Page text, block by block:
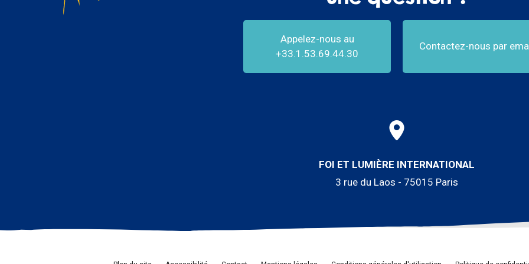
Appelez-nous au
+33.1.53.69.44.30
Contactez-nous par
FOI ET LUMIÈRE INTERNATIONAL
3 rue du Laos - 75015 Paris